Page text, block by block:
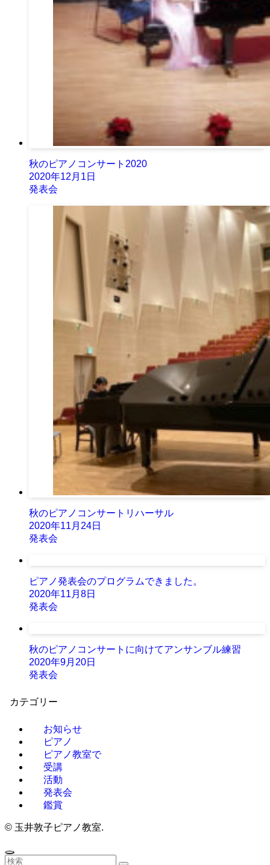
秋のピアノコンサート2020
2020年12月1日
発表会
秋のピアノコンサートリハーサル
2020年11月24日
発表会
ピアノ発表会のプログラムできました。
2020年11月8日
発表会
秋のピアノコンサートに向けてアンサンブル練習
2020年9月20日
発表会
カテゴリー
お知らせ
ピアノ
ピアノ教室で
受講
活動
発表会
鑑賞
© 玉井敦子ピアノ教室.